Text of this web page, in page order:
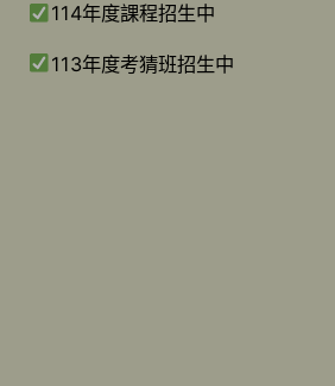
114年度課程招生中
113年度考猜班招生中